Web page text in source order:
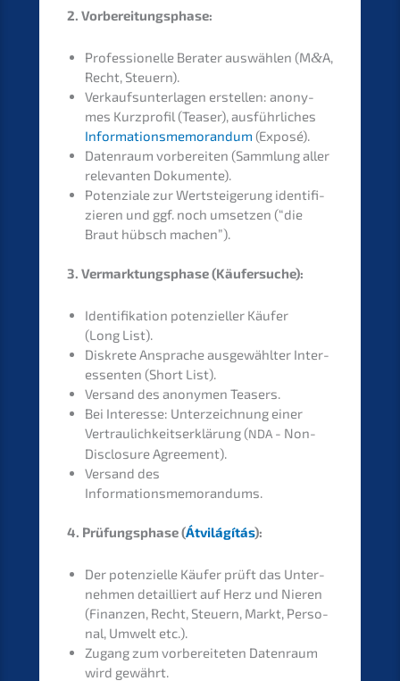
2. Vorbe­rei­tungs­pha­se:
Profes­sio­nel­le Berater auswäh­len (M&A,
Recht, Steuern).
Verkaufs­un­ter­la­gen erstel­len: anony­
mes Kurzpro­fil (Teaser), ausführ­li­ches
Infor­ma­ti­ons­me­mo­ran­dum (Exposé).
Daten­raum vorbe­rei­ten (Sammlung aller
relevan­ten Dokumente).
Poten­zia­le zur Wertstei­ge­rung identi­fi­
zie­ren und ggf. noch umset­zen (“die
Braut hübsch machen”).
3. Vermark­tungs­pha­se (Käufer­su­che):
Identi­fi­ka­ti­on poten­zi­el­ler Käufer
(Long List).
Diskre­te Anspra­che ausge­wähl­ter Inter­
es­sen­ten (Short List).
Versand des anony­men Teasers.
Bei Inter­es­se: Unter­zeich­nung einer
Vertrau­lich­keits­er­klä­rung (NDA - Non-
Disclo­sure Agreement).
Versand des
Informationsmemorandums.
4. Prüfungs­pha­se (Átvilá­gí­tás):
Der poten­zi­el­le Käufer prüft das Unter­
neh­men detail­liert auf Herz und Nieren
(Finan­zen, Recht, Steuern, Markt, Perso­
nal, Umwelt etc.).
Zugang zum vorbe­rei­te­ten Daten­raum
wird gewährt.